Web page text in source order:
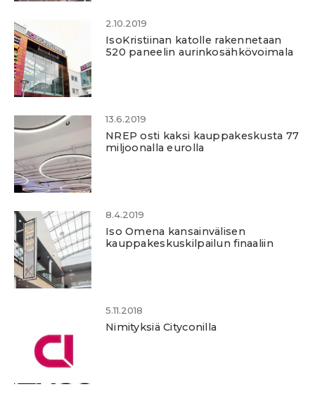
2.10.2019
IsoKristiinan katolle rakennetaan
520 paneelin aurinkosähkövoimala
13.6.2019
NREP osti kaksi kauppakeskusta 77
miljoonalla eurolla
8.4.2019
Iso Omena kansainvälisen
kauppakeskuskilpailun finaaliin
5.11.2018
Nimityksiä Cityconilla